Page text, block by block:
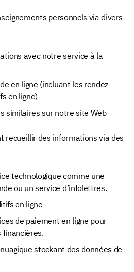
personnels via divers
avec notre service à la
en ligne (incluant les rendez-
en ligne)
similaires sur notre site Web
recueillir des informations via des
technologique comme une
ou un service d’infolettres.
en ligne
de paiement en ligne pour
stockant des données de